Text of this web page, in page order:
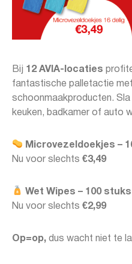
Bij 12 AVIA-locaties
fantastische palletactie
schoonmaakproducten. Sla
keuken, badkamer of auto
Microvezeldoekjes –
Nu voor slechts €3,49
Wet Wipes – 100 stuks
Nu voor slechts €2,99
Op=op, dus wacht niet te